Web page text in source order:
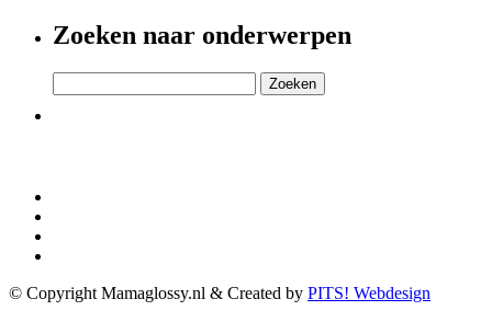
Zoeken naar onderwerpen
naar:
© Copyright Mamaglossy.nl & Created by PITS! Webdesign